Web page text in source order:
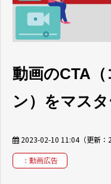
動画のCTA
ン）をマスタ
2023-02-10 11:04（更新：
：動画広告